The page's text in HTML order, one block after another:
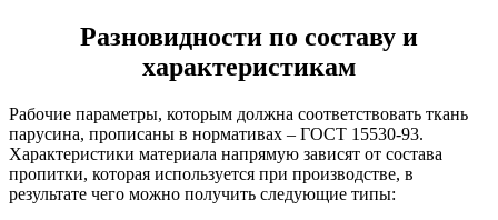
Разновидности по составу и
характеристикам
Рабочие параметры, которым должна соответствовать ткань
парусина, прописаны в нормативах – ГОСТ 15530-93.
Характеристики материала напрямую зависят от состава
пропитки, которая используется при производстве, в
результате чего можно получить следующие типы: